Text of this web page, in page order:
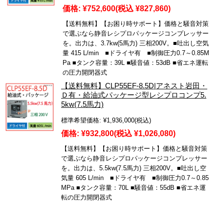
価格: ¥752,600(税込 ¥827,860)
【送料無料】【お困り時サポート】価格と騒音対策
で選ぶなら静音レシプロパッケージコンプレッサー
を。出力は、3.7kw(5馬力) 三相200V。■吐出し空気
量 415 L/min ■ドライヤ有 ■制御圧力0.7～0.85M
Pa ■タンク容量：39L ■騒音値：53dB ■省エネ運転
の圧力開閉器式
【送料無料】CLP55EF-8.5D|アネスト岩田・
Ｄ有・給油式パッケージ型レシプロコンプ5.
5kw(7.5馬力)
標準希望価格: ¥1,936,000(税込)
価格: ¥932,800(税込 ¥1,026,080)
【送料無料】【お困り時サポート】価格と騒音対策
で選ぶなら静音レシプロパッケージコンプレッサー
を。出力は、5.5kw(7.5馬力) 三相200V。■吐出し空
気量 605 L/min ■ドライヤ有 ■制御圧力0.7～0.85
MPa ■タンク容量：70L ■騒音値：55dB ■省エネ運
転の圧力開閉器式